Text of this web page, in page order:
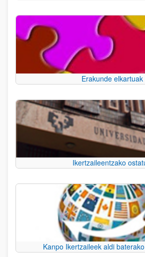
Erakunde elkartuak
Ikertzaileentzako
Kanpo Ikertzaileek aldi